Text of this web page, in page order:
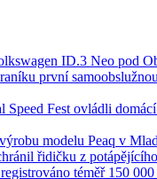
ID.3 Neo pod
první
Speed Fest ovládli
modelu Peaq v
řidičku z potápějícího
téměř 150